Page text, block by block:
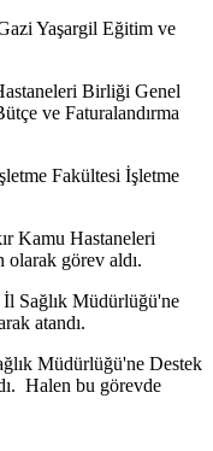
Yaşargil Eğitim ve
Birliği Genel
ve Faturalandırma
Fakültesi İşletme
Kamu Hastaneleri
görev aldı.
Sağlık Müdürlüğü'ne
atandı.
Müdürlüğü'ne Destek
Halen bu görevde